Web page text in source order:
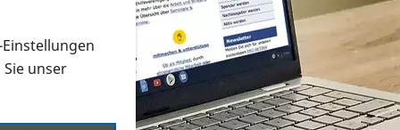
Formaten an
suchen und dieses bestellen bzw. herunterladen
unser